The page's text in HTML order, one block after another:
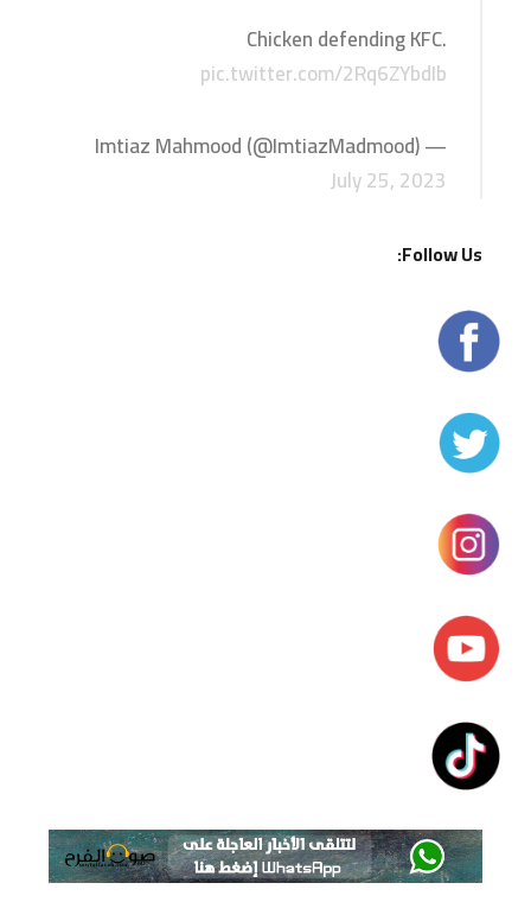
Chicken defending KFC.
pic.twitter.com/2Rq6ZYbdIb
— Imtiaz Mahmood (@ImtiazMadmood)
July 25, 2023
Follow Us: